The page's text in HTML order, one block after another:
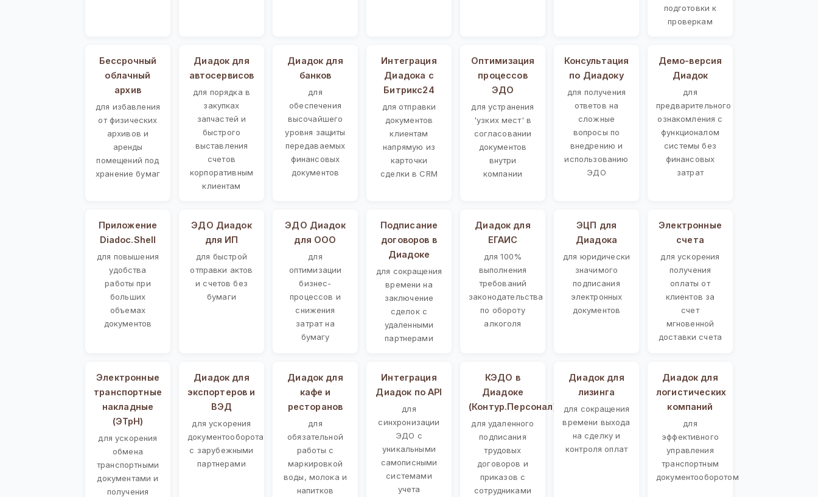
подготовки к
проверкам
Бессрочный
облачный
архив
для избавления
от физических
архивов и
аренды
помещений под
хранение бумаг
Диадок для
автосервисов
для порядка в
закупках
запчастей и
быстрого
выставления
счетов
корпоративным
клиентам
Диадок для
банков
для
обеспечения
высочайшего
уровня защиты
передаваемых
финансовых
документов
Интеграция
Диадока с
Битрикс24
для отправки
документов
клиентам
напрямую из
карточки
сделки в CRM
Оптимизация
процессов
ЭДО
для устранения
'узких мест' в
согласовании
документов
внутри
компании
Консультация
по Диадоку
для получения
ответов на
сложные
вопросы по
внедрению и
использованию
ЭДО
Демо-версия
Диадок
для
предварительного
ознакомления с
функционалом
системы без
финансовых
затрат
Приложение
Diadoc.Shell
для повышения
удобства
работы при
больших
объемах
документов
ЭДО Диадок
для ИП
для быстрой
отправки актов
и счетов без
бумаги
ЭДО Диадок
для ООО
для
оптимизации
бизнес-
процессов и
снижения
затрат на
бумагу
Подписание
договоров в
Диадоке
для сокращения
времени на
заключение
сделок с
удаленными
партнерами
Диадок для
ЕГАИС
для 100%
выполнения
требований
законодательства
по обороту
алкоголя
ЭЦП для
Диадока
для юридически
значимого
подписания
электронных
документов
Электронные
счета
для ускорения
получения
оплаты от
клиентов за
счет
мгновенной
доставки счета
Электронные
транспортные
накладные
(ЭТрН)
для ускорения
обмена
транспортными
документами и
получения
Диадок для
экспортеров и
ВЭД
для ускорения
документооборота
с зарубежными
партнерами
Диадок для
кафе и
ресторанов
для
обязательной
работы с
маркировкой
воды, молока и
напитков
Интеграция
Диадок по API
для
синхронизации
ЭДО с
уникальными
самописными
системами
учета
КЭДО в
Диадоке
(Контур.Персонал)
для удаленного
подписания
трудовых
договоров и
приказов с
сотрудниками
Диадок для
лизинга
для сокращения
времени выхода
на сделку и
контроля оплат
Диадок для
логистических
компаний
для
эффективного
управления
транспортным
документооборотом